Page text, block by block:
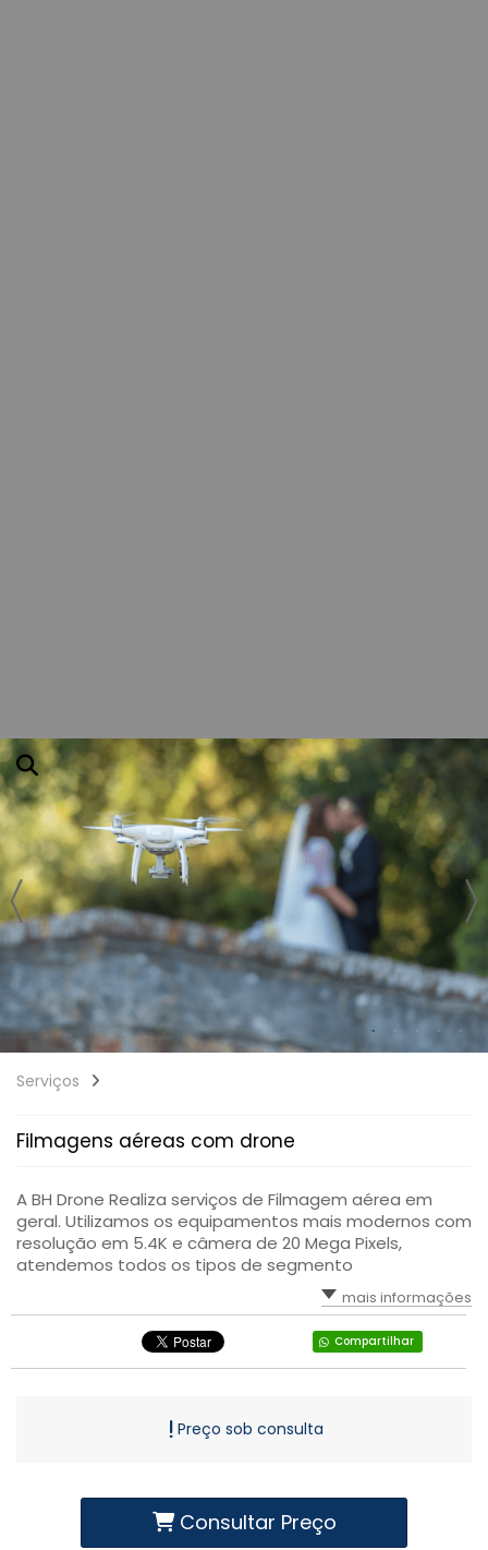
Serviços
Filmagens aéreas com drone
A BH Drone Realiza serviços de Filmagem aérea em
geral. Utilizamos os equipamentos mais modernos com
resolução em 5.4K e câmera de 20 Mega Pixels,
atendemos todos os tipos de segmento
mais informações
Compartilhar
Preço sob consulta
Consultar Preço